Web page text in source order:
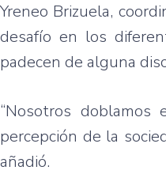
Yreneo Brizuela,
desafío en los
padecen de alguna
“Nosotros
percepción de la
añadió.